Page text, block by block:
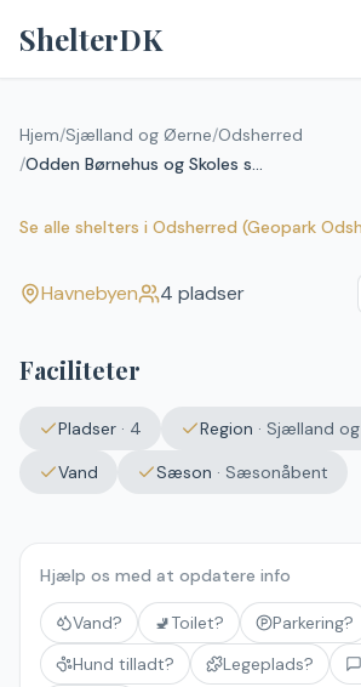
ShelterDK
Hjem/Sjælland og Øerne/Odsherred
/
Odden Børnehus og Skoles shelters
Se alle shelters i Odsherred (Geopark
Odden Børnehus og
shelters
Havnebyen
Havnebyen 4 pladser
Faciliteter
Pladser · 4 Region · Sjælland
Vand
Sæson · Sæsonåbent
Hjælp os med at opdatere info
Vand? 🚽Toilet? Parkering?
Hund tilladt?
Legeplads?